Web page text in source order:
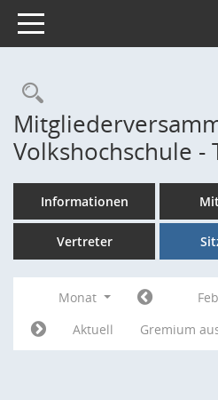
Toggle navigation
Rechercheauswahl
Volkshochschule -
Informationen
Vertreter
Monat
Aktuell
Gremium